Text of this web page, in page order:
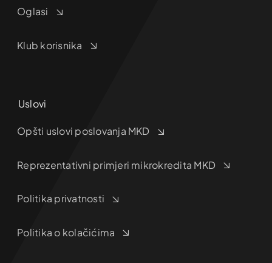
Oglasi
Klub korisnika
Uslovi
Opšti uslovi poslovanja MKD
Reprezentativni primjeri mikrokredita MKD
Politika privatnosti
Politika o kolačićima